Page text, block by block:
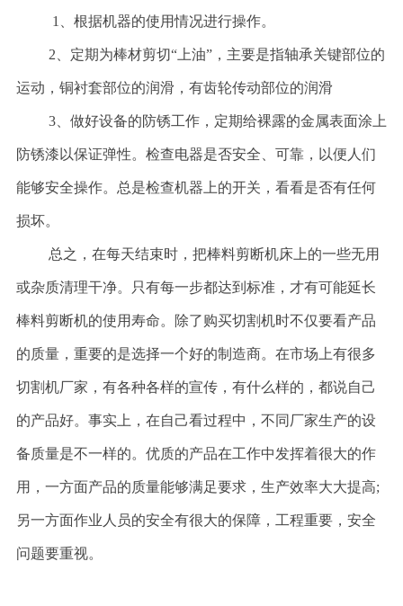
1、根据机器的使用情况进行操作。
2、定期为棒材剪切“上油”，主要是指轴承关键部位的
运动，铜衬套部位的润滑，有齿轮传动部位的润滑
3、做好设备的防锈工作，定期给裸露的金属表面涂上
防锈漆以保证弹性。检查电器是否安全、可靠，以便人们
能够安全操作。总是检查机器上的开关，看看是否有任何
损坏。
总之，在每天结束时，把棒料剪断机床上的一些无用
或杂质清理干净。只有每一步都达到标准，才有可能延长
棒料剪断机的使用寿命。除了购买切割机时不仅要看产品
的质量，重要的是选择一个好的制造商。在市场上有很多
切割机厂家，有各种各样的宣传，有什么样的，都说自己
的产品好。事实上，在自己看过程中，不同厂家生产的设
备质量是不一样的。优质的产品在工作中发挥着很大的作
用，一方面产品的质量能够满足要求，生产效率大大提高;
另一方面作业人员的安全有很大的保障，工程重要，安全
问题要重视。